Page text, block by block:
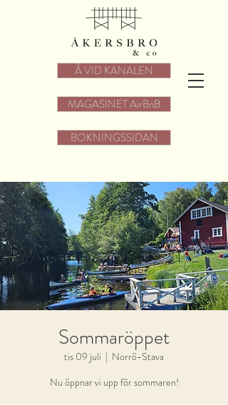
Å VID KANALEN
MAGASINET AirBnB
BOKNINGSSIDAN
Sommaröppet
tis 09 juli
  |
Norrö-Stava
Nu öppnar vi upp för sommaren!